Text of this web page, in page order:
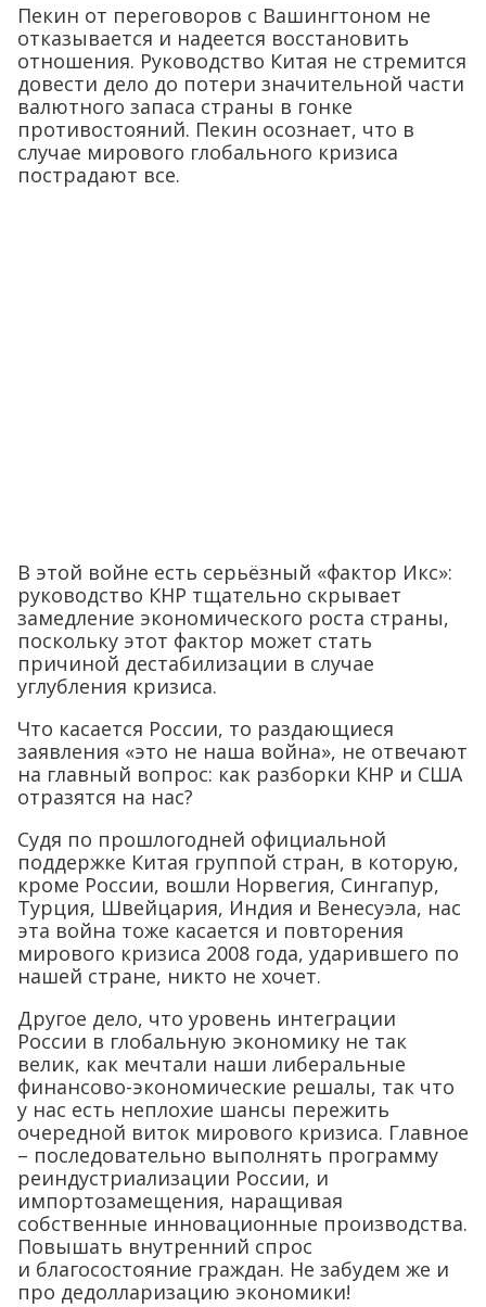
Пекин от переговоров с Вашингтоном не
отказывается и надеется восстановить
отношения. Руководство Китая не стремится
довести дело до потери значительной части
валютного запаса страны в гонке
противостояний. Пекин осознает, что в
случае мирового глобального кризиса
пострадают все.
В этой войне есть серьёзный «фактор Икс»:
руководство КНР тщательно скрывает
замедление экономического роста страны,
поскольку этот фактор может стать
причиной дестабилизации в случае
углубления кризиса.
Что касается России, то раздающиеся
заявления «это не наша война», не отвечают
на главный вопрос: как разборки КНР и США
отразятся на нас?
Судя по прошлогодней официальной
поддержке Китая группой стран, в которую,
кроме России, вошли Норвегия, Сингапур,
Турция, Швейцария, Индия и Венесуэла, нас
эта война тоже касается и повторения
мирового кризиса 2008 года, ударившего по
нашей стране, никто не хочет.
Другое дело, что уровень интеграции
России в глобальную экономику не так
велик, как мечтали наши либеральные
финансово-экономические решалы, так что
у нас есть неплохие шансы пережить
очередной виток мирового кризиса. Главное
– последовательно выполнять программу
реиндустриализации России, и
импортозамещения, наращивая
собственные инновационные производства.
Повышать внутренний спрос
и благосостояние граждан. Не забудем же и
про дедолларизацию экономики!